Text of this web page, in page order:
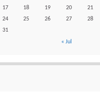
17
18 19 20 21
24
25 26 27 28
31
« Jul